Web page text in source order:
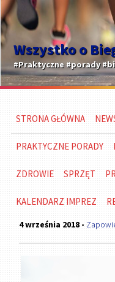
Wszystko o
#Praktyczne #porady
STRONA GŁÓWNA
PRAKTYCZNE PORADY
ZDROWIE SPRZĘT
KALENDARZ IMPREZ
4 września 2018 -